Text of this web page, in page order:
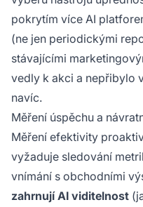
pokrytím více AI
(ne jen periodickými
stávajícími
vedly k akci a nepřibylo
navíc.
Měření úspěchu a
Měření efektivity
vyžaduje sledování
vnímání s obchodními
zahrnují AI viditelnost